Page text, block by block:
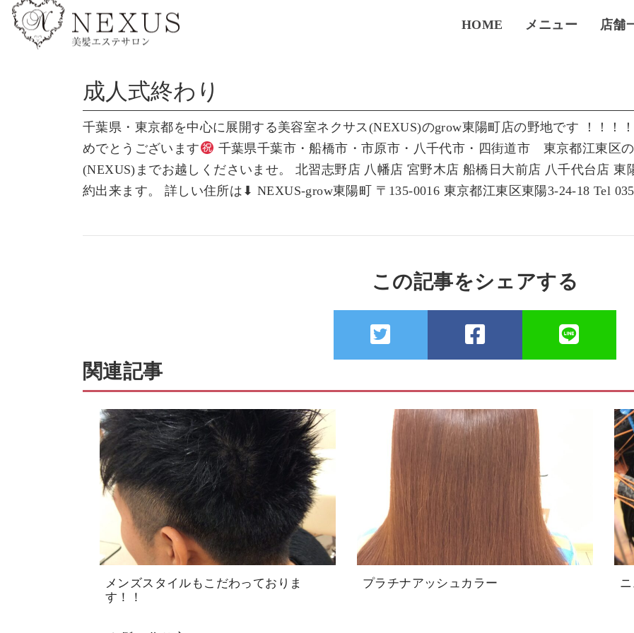
HOME メニュー 店舗
成人式終わり
千葉県・東京都を中心に展開する美容室ネクサス(NEXUS)のgrow東陽町店の野地です ！！！！
めでとうございます
千葉県千葉市・船橋市・市原市・八千代市・四街道市 東京都江東区
(NEXUS)までお越しくださいませ。 北習志野店 八幡店 宮野木店 船橋日大前店 八千代台店 東
約出来ます。 詳しい住所は⬇︎ NEXUS-grow東陽町 〒135-0016 東京都江東区東陽3-24-18 Tel
この記事をシェアする
関連記事
メンズスタイルもこだわっておりま
す！！
プラチナアッシュカラー